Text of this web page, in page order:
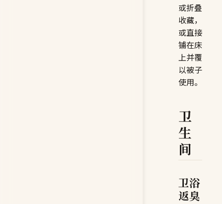
或折叠
收藏，
或直接
铺在床
上并覆
以被子
使用。
卫
生
间
卫浴
返臭